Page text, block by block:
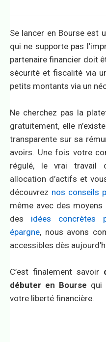
Se lancer en Bourse est
qui ne supporte pas
partenaire financier doit
sécurité et fiscalité via
petits montants via un
Ne cherchez pas la
gratuitement, elle
transparente sur sa
avoirs. Une fois votre
régulé, le vrai travail
allocation d’actifs et
découvrez nos conseils
même avec des
des idées concrètes
épargne, nous avons
accessibles dès
C’est finalement savoir
débuter en Bourse qui
votre liberté financière.